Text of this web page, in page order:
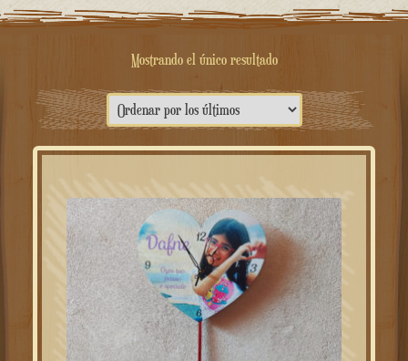
Mostrando el único resultado